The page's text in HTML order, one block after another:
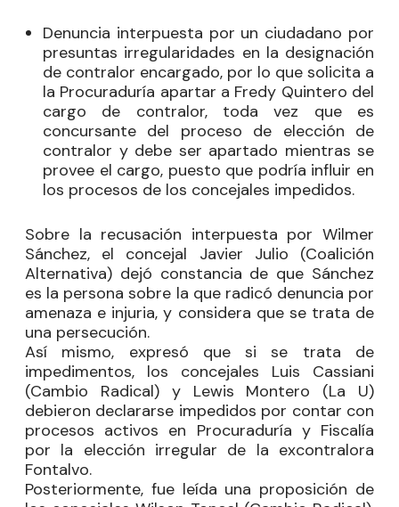
Denuncia interpuesta por un ciudadano por
presuntas irregularidades en la designación
de contralor encargado, por lo que solicita a
la Procuraduría apartar a Fredy Quintero del
cargo de contralor, toda vez que es
concursante del proceso de elección de
contralor y debe ser apartado mientras se
provee el cargo, puesto que podría influir en
los procesos de los concejales impedidos.
Sobre la recusación interpuesta por Wilmer
Sánchez, el concejal Javier Julio (Coalición
Alternativa) dejó constancia de que Sánchez
es la persona sobre la que radicó denuncia por
amenaza e injuria, y considera que se trata de
una persecución.
Así mismo, expresó que si se trata de
impedimentos, los concejales Luis Cassiani
(Cambio Radical) y Lewis Montero (La U)
debieron declararse impedidos por contar con
procesos activos en Procuraduría y Fiscalía
por la elección irregular de la excontralora
Fontalvo.
Posteriormente, fue leída una proposición de